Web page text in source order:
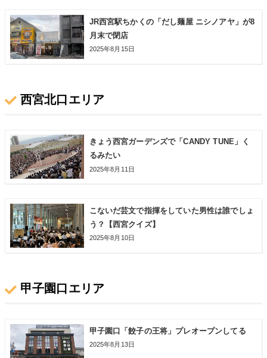
JR西宮駅ちかくの「だし麺屋 ニシノアヤ」が8
月末で閉店
2025年8月15日
西宮北口エリア
きょう西宮ガーデンズで「CANDY TUNE」く
るみたい
2025年8月11日
こないだ芸文で指揮をしていた男性は誰でしょ
う？【西宮クイズ】
2025年8月10日
甲子園口エリア
甲子園口「餃子の王将」プレオープンしてる
2025年8月13日